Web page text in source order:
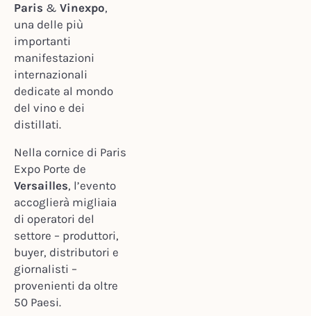
Paris & Vinexpo,
una delle più
importanti
manifestazioni
internazionali
dedicate al mondo
del vino e dei
distillati.
Nella cornice di Paris
Expo Porte de
Versailles, l’evento
accoglierà migliaia
di operatori del
settore – produttori,
buyer, distributori e
giornalisti –
provenienti da oltre
50 Paesi.